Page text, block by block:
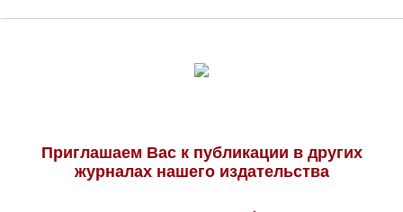
Приглашаем Вас к публикации в других
журналах нашего издательства